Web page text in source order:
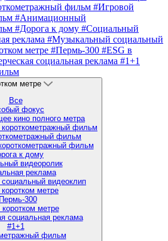
фильм #Игровой
#Анимационный
#Дорога к дому #Социальный
реклама #Музыкальный социальный
метре #Пермь-300 #ESG в
социальная реклама #1+1
метре
Все
фокус
кино полного метра
фильм
фильм
фильм
к дому
видеоролик
реклама
видеоклип
метре
300
метре
социальная реклама
#1+1
фильм